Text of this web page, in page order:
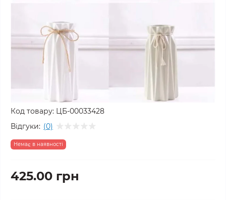
Код товару: ЦБ-00033428
Відгуки: (0)
Немає в наявності
425.00 грн